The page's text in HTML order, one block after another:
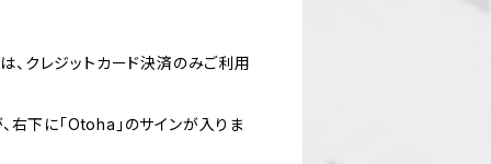
クレジットカード決済のみご利用
下に「Otoha」のサインが入りま